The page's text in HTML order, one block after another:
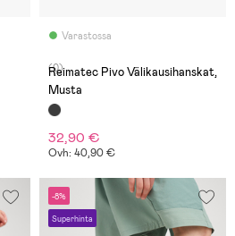
Varastossa
(0)
Reimatec Pivo Välikausihanskat,
Musta
32,90 €
Ovh: 40,90 €
-8%
Superhinta